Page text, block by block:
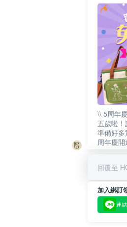
\\ 5周年
五歲啦
準備好多
周年慶
回覆至
加入綁訂
連